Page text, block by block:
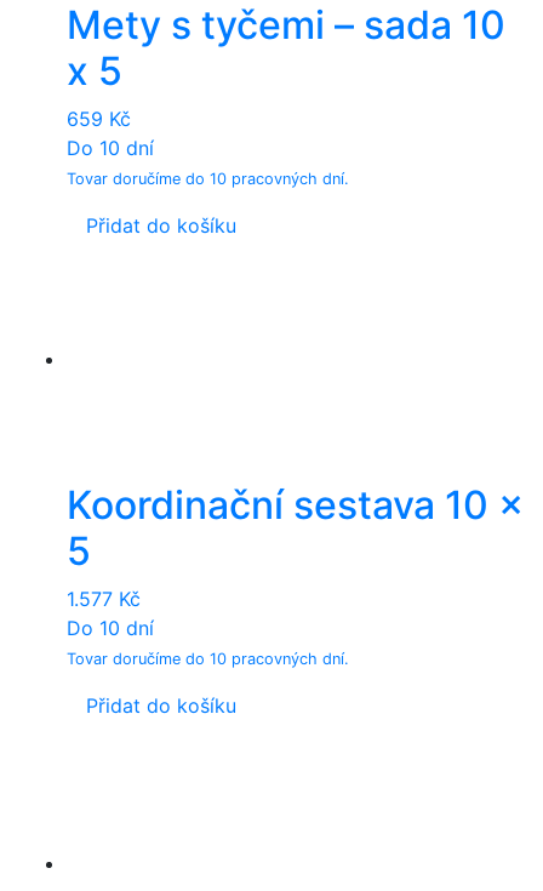
Mety s tyčemi – sada 10
x 5
659 Kč
Do 10 dní
Tovar doručíme do 10 pracovných dní.
Přidat do košíku
Koordinační sestava 10 x
5
1.577 Kč
Do 10 dní
Tovar doručíme do 10 pracovných dní.
Přidat do košíku